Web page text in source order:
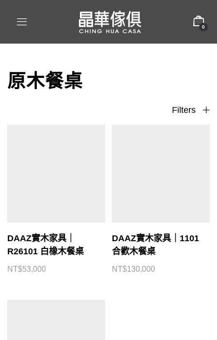
0
原木餐桌
Filters
DAAZ實木家具｜
R26101 白橡木餐桌
NT$53,000
DAAZ實木家具｜1101
合歡木餐桌
NT$130,000